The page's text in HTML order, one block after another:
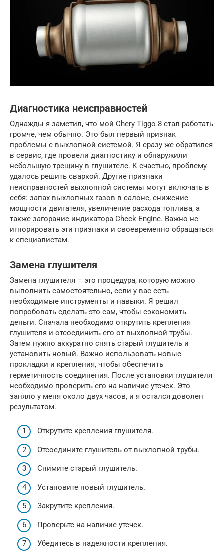
Диагностика неисправностей
Однажды я заметил, что мой Chery Tiggo 8 стал работать
громче, чем обычно. Это был первый признак
проблемы с выхлопной системой. Я сразу же обратился
в сервис, где провели диагностику и обнаружили
небольшую трещину в глушителе. К счастью, проблему
удалось решить сваркой. Другие признаки
неисправностей выхлопной системы могут включать в
себя: запах выхлопных газов в салоне, снижение
мощности двигателя, увеличение расхода топлива, а
также загорание индикатора Check Engine. Важно не
игнорировать эти признаки и своевременно обращаться
к специалистам.
Замена глушителя
Замена глушителя – это процедура, которую можно
выполнить самостоятельно, если у вас есть
необходимые инструменты и навыки. Я решил
попробовать сделать это сам, чтобы сэкономить
деньги. Сначала необходимо открутить крепления
глушителя и отсоединить его от выхлопной трубы.
Затем нужно аккуратно снять старый глушитель и
установить новый. Важно использовать новые
прокладки и крепления, чтобы обеспечить
герметичность соединения. После установки глушителя
необходимо проверить его на наличие утечек. Это
заняло у меня около двух часов, и я остался доволен
результатом.
Открутите крепления глушителя.
Отсоедините глушитель от выхлопной трубы.
Снимите старый глушитель.
Установите новый глушитель.
Закрутите крепления.
Проверьте на наличие утечек.
Убедитесь в надежности крепления.